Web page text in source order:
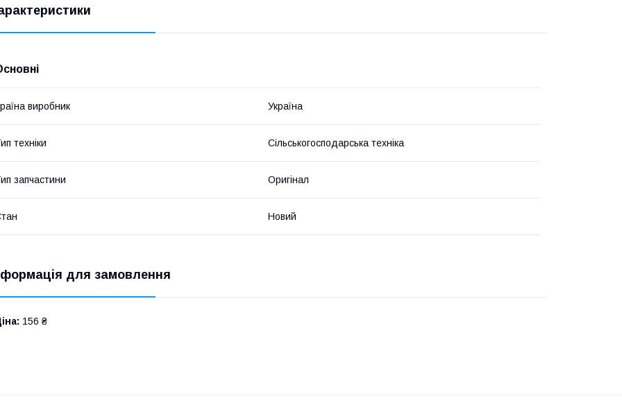
виробник Україна
техніки Сільськогосподарська техніка
запчастини Оригінал
Новий
для замовлення
156 ₴